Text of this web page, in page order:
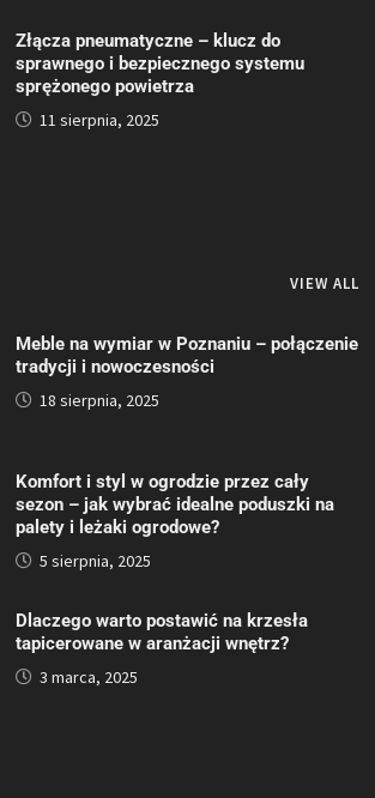
Złącza pneumatyczne – klucz do
sprawnego i bezpiecznego systemu
sprężonego powietrza
11 sierpnia, 2025
VIEW ALL
Meble na wymiar w Poznaniu – połączenie
tradycji i nowoczesności
18 sierpnia, 2025
Komfort i styl w ogrodzie przez cały
sezon – jak wybrać idealne poduszki na
palety i leżaki ogrodowe?
5 sierpnia, 2025
Dlaczego warto postawić na krzesła
tapicerowane w aranżacji wnętrz?
3 marca, 2025